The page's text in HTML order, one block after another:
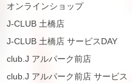
オンラインショップ
J-CLUB 土橋店
J-CLUB 土橋店 サービスDAY
club.J アルパーク前店
club.J アルパーク前店 サービス